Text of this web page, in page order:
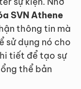
SVN Athene
thông tin mà
sử dụng nó cho
tiết để tạo sự
thể bản